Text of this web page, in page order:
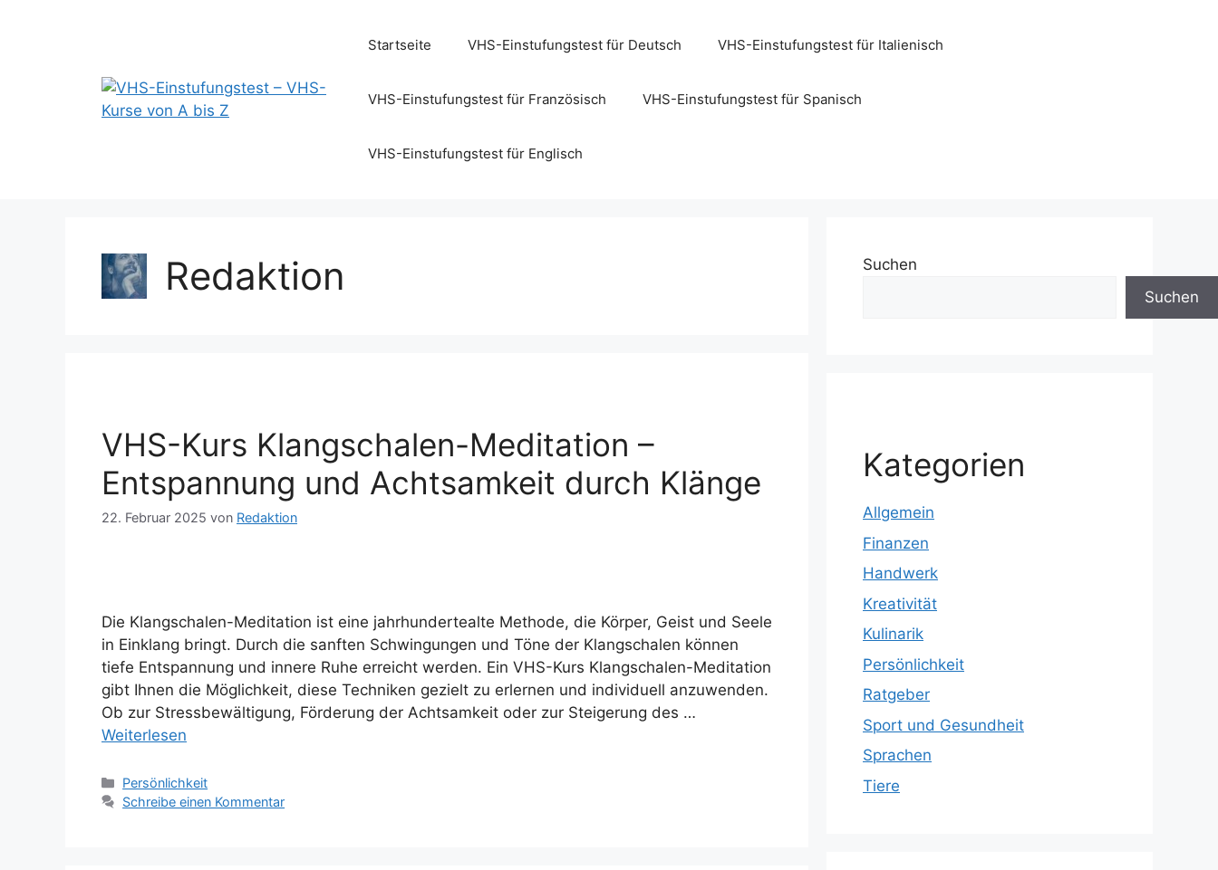
Startseite VHS-Einstufungstest für Deutsch VHS-Einstufungstest für Italienisch
VHS-Einstufungstest für Französisch VHS-Einstufungstest für Spanisch
VHS-Einstufungstest für Englisch
Redaktion
VHS-Kurs Klangschalen-Meditation –
Entspannung und Achtsamkeit durch Klänge
22. Februar 2025 von Redaktion
Die Klangschalen-Meditation ist eine jahrhundertealte Methode, die Körper, Geist und Seele
in Einklang bringt. Durch die sanften Schwingungen und Töne der Klangschalen können
tiefe Entspannung und innere Ruhe erreicht werden. Ein VHS-Kurs Klangschalen-Meditation
gibt Ihnen die Möglichkeit, diese Techniken gezielt zu erlernen und individuell anzuwenden.
Ob zur Stressbewältigung, Förderung der Achtsamkeit oder zur Steigerung des …
Weiterlesen
Kategorien
Persönlichkeit
Schreibe einen Kommentar
Suchen
Suchen
Kategorien
Allgemein
Finanzen
Handwerk
Kreativität
Kulinarik
Persönlichkeit
Ratgeber
Sport und Gesundheit
Sprachen
Tiere